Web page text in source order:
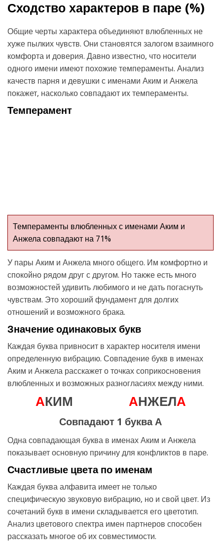
Сходство характеров в паре (%)
Общие черты характера объединяют влюбленных не
хуже пылких чувств. Они становятся залогом взаимного
комфорта и доверия. Давно известно, что носители
одного имени имеют похожие темпераменты. Анализ
качеств парня и девушки с именами Аким и Анжела
покажет, насколько совпадают их темпераменты.
Темперамент
Темпераменты влюбленных с именами Аким и
Анжела совпадают на 71%
У пары Аким и Анжела много общего. Им комфортно и
спокойно рядом друг с другом. Но также есть много
возможностей удивить любимого и не дать погаснуть
чувствам. Это хороший фундамент для долгих
отношений и возможного брака.
Значение одинаковых букв
Каждая буква привносит в характер носителя имени
определенную вибрацию. Совпадение букв в именах
Аким и Анжела расскажет о точках соприкосновения
влюбленных и возможных разногласиях между ними.
АКИМ АНЖЕЛА
Совпадают 1 буква А
Одна совпадающая буква в именах Аким и Анжела
показывает основную причину для конфликтов в паре.
Счастливые цвета по именам
Каждая буква алфавита имеет не только
специфическую звуковую вибрацию, но и свой цвет. Из
сочетаний букв в имени складывается его цветотип.
Анализ цветового спектра имен партнеров способен
рассказать многое об их совместимости.